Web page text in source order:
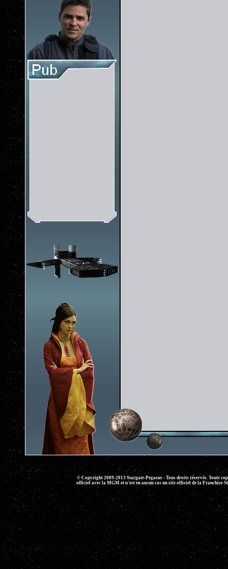
© Copyright 2009-2013 Stargate-Pegasus - Tous droits réservés. Toute
officiel avec la MGM et n'est en aucun cas un site officiel de la Franchise